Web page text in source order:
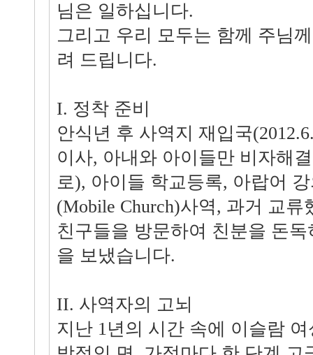
님은 일하십니다.
그리고 우리 모두는 함께 주님
려 드립니다.
I. 정착 준비
안식년 후 사역지 재입국
이사, 아내와 아이들만 비자해
로), 아이들 학교등록, 아랍어
(Mobile Church)사역, 과거 교
친구들을 방문하여 친분을 돈
을 보냈습니다.
II. 사역자의 고뇌
지난 1년의 시간 속에 이슬람